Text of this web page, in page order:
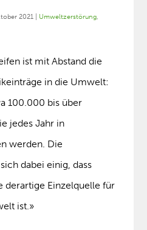
2021 Umweltzerstörung,
ist mit Abstand die
in die Umwelt:
100.000 bis über
jedes Jahr in
werden. Die
dabei einig, dass
derartige Einzelquelle für
ist.»